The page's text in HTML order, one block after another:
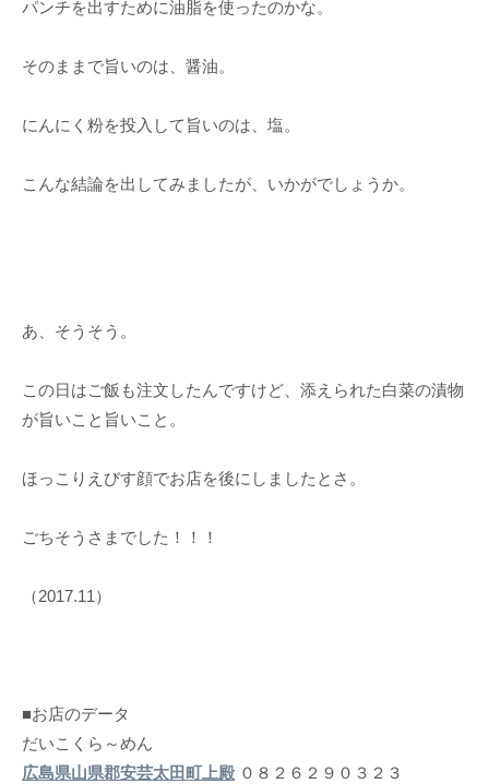
パンチを出すために油脂を使ったのかな。
そのままで旨いのは、醤油。
にんにく粉を投入して旨いのは、塩。
こんな結論を出してみましたが、いかがでしょうか。
あ、そうそう。
この日はご飯も注文したんですけど、添えられた白菜の漬物
が旨いこと旨いこと。
ほっこりえびす顔でお店を後にしましたとさ。
ごちそうさまでした！！！
（2017.11）
■お店のデータ
だいこくら～めん
広島県山県郡安芸太田町上殿 ０８２６２９０３２３